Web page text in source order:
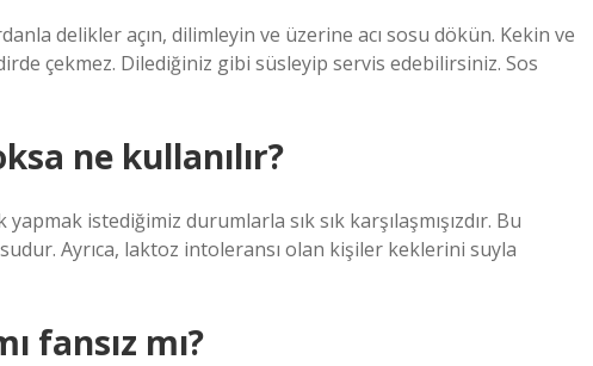
delikler açın, dilimleyin ve üzerine acı sosu dökün. Kekin ve
çekmez. Dilediğiniz gibi süsleyip servis edebilirsiniz. Sos
ne kullanılır?
istediğimiz durumlarla sık sık karşılaşmışızdır. Bu
Ayrıca, laktoz intoleransı olan kişiler keklerini suyla
fansız mı?